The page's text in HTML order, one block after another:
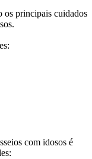
os principais cuidados
com idosos é